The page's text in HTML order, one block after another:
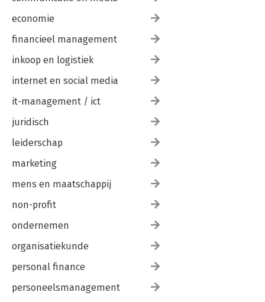
economie
financieel management
inkoop en logistiek
internet en social media
it-management / ict
juridisch
leiderschap
marketing
mens en maatschappij
non-profit
ondernemen
organisatiekunde
personal finance
personeelsmanagement